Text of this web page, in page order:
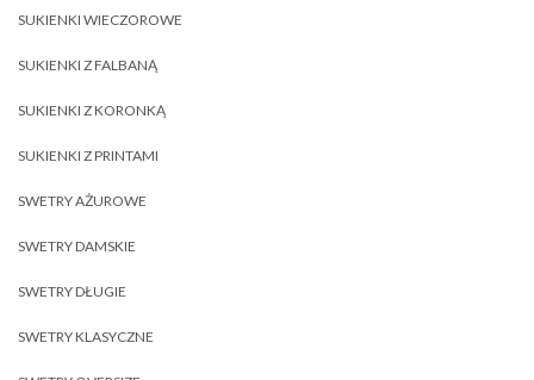
SUKIENKI WIECZOROWE
SUKIENKI Z FALBANĄ
SUKIENKI Z KORONKĄ
SUKIENKI Z PRINTAMI
SWETRY AŻUROWE
SWETRY DAMSKIE
SWETRY DŁUGIE
SWETRY KLASYCZNE